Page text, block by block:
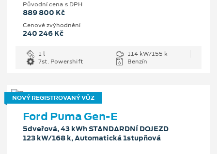
Původní cena s DPH
889 800 Kč
Cenové zvýhodnění
240 246 Kč
1 l
114 kW/155 k
7st. Powershift
Benzín
NOVÝ REGISTROVANÝ VŮZ
Ford Puma Gen-E
5dveřová, 43 kWh STANDARDNÍ DOJEZD
123 kW/168 k, Automatická 1stupňová